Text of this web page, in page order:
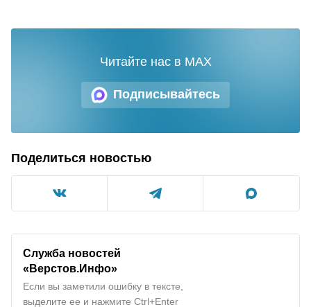
Подписывайтесь
Читайте нас в MAX
Поделиться новостью
Служба новостей
«Верстов.Инфо»
Если вы заметили ошибку в тексте,
выделите ее и нажмите Ctrl+Enter